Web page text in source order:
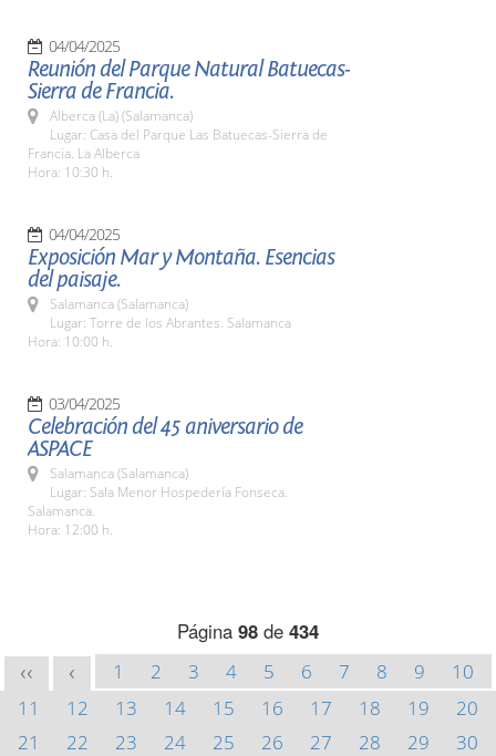
04/04/2025
Reunión del Parque Natural Batuecas-
Sierra de Francia.
Alberca (La) (Salamanca)
Lugar: Casa del Parque Las Batuecas-Sierra de
Francia. La Alberca
Hora: 10:30 h.
04/04/2025
Exposición Mar y Montaña. Esencias
del paisaje.
Salamanca (Salamanca)
Lugar: Torre de los Abrantes. Salamanca
Hora: 10:00 h.
03/04/2025
Celebración del 45 aniversario de
ASPACE
Salamanca (Salamanca)
Lugar: Sala Menor Hospedería Fonseca.
Salamanca.
Hora: 12:00 h.
Página 98 de 434
<< < 1 2 3 4 5 6 7 8 9
10
11
12 13 14 15 16 17 18 19
20
21
22 23 24 25 26 27 28 29
30